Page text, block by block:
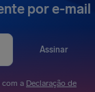
por e-mail
Assinar
com a Declaração de